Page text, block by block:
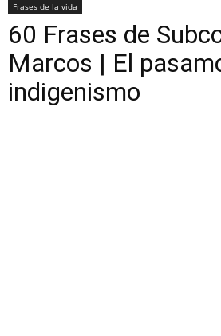
Frases de la vida
60 Frases de
Marcos | El
indigenismo